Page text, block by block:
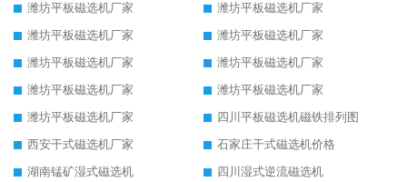
潍坊平板磁选机厂家
潍坊平板磁选机厂家
潍坊平板磁选机厂家
潍坊平板磁选机厂家
潍坊平板磁选机厂家
潍坊平板磁选机厂家
潍坊平板磁选机厂家
潍坊平板磁选机厂家
潍坊平板磁选机厂家
四川平板磁选机磁铁排列图
西安干式磁选机厂家
石家庄干式磁选机价格
湖南锰矿湿式磁选机
四川湿式逆流磁选机